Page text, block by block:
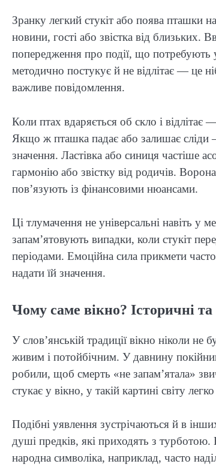
Зранку легкий стукіт або поява пташки
новини, гості або звістка від близьких.
попередження про події, що потребують
методично постукує й не відлітає — це
важливе повідомлення.
Коли птах вдаряється об скло і відлітає
Якщо ж пташка падає або залишає
значення. Ластівка або синиця частіше
гармонію або звістку від родичів.
пов’язують із фінансовими нюансами.
Ці тлумачення не універсальні навіть
запам’ятовують випадки, коли стукіт
періодами. Емоційна сила прикмети
надати їй значення.
Чому саме вікно? Історичні та
У слов’янській традиції вікно ніколи
живим і потойбічним. У давнину
робили, щоб смерть «не запам’ятала»
стукає у вікно, у такій картині світу
Подібні уявлення зустрічаються й в
душі предків, які приходять з
народна символіка, наприклад, часто